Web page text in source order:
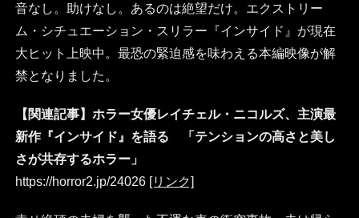
音なし。助けなし。あるのは絶望だけ。エクストリー
ム・シチュエーション・スリラー『インサイド』が現在
大ヒット上映中。最恐の緊迫感を味わえる本編映像が解
禁となりました。
【関連記事】ホラー女優レイチェル・ニコルズ、主演最
新作『インサイド』を語る 「テンションの高さと美し
さが共存するホラー」
https://horror2.jp/24026 [リンク]